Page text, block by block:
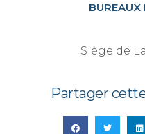
BUREAUX
Siège de
Partager